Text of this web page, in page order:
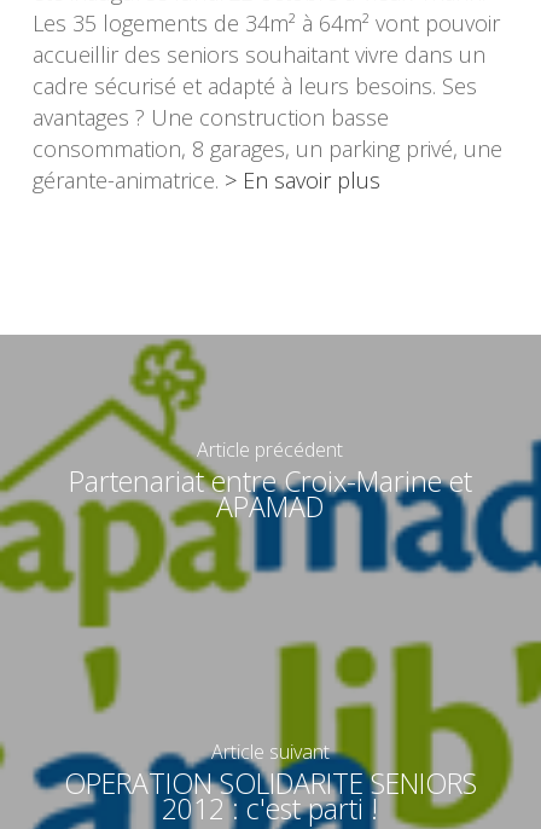
Les 35 logements de 34m² à 64m² vont pouvoir
accueillir des seniors souhaitant vivre dans un
cadre sécurisé et adapté à leurs besoins. Ses
avantages ? Une construction basse
consommation, 8 garages, un parking privé, une
gérante-animatrice. > En savoir plus
Article précédent
Partenariat entre Croix-Marine et
APAMAD
Article suivant
OPERATION SOLIDARITE SENIORS
2012 : c'est parti !